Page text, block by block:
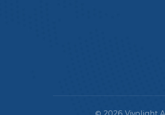
ermöglichte uns die
© 2026 Vivolight